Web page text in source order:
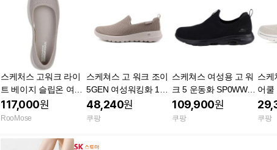
스케처스 고워크 라이
트 베이지 슬립온 여성
용 발레 Skechers Go
Walk Lite 토프 5
117,000원
RooMose
스케쳐스 고 워크 조이
5GEN 여성워킹화 156
00 토프 220
48,240원
쿠팡
스케쳐스 여성용 고 워
크 5 운동화 SP0WW22
Y18 올블랙 225
109,900원
쿠팡
스케
어쿨
고
쿠팡